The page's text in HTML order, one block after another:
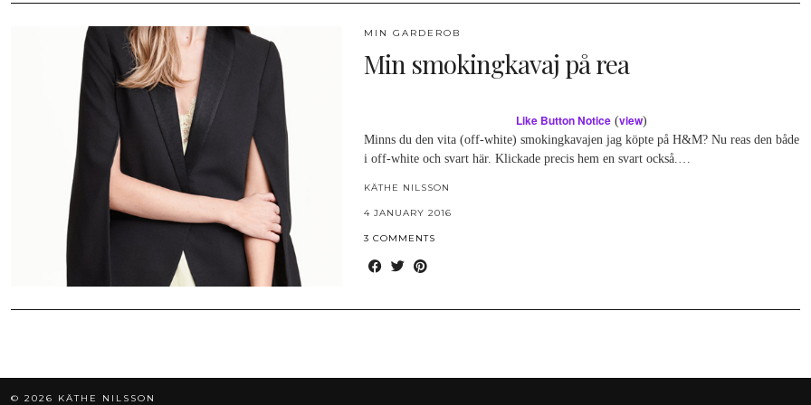
MIN GARDEROB
Min smokingkavaj på rea
Like Button Notice (view)
Minns du den vita (off-white) smokingkavajen jag köpte på H&M? Nu reas den både
i off-white och svart här. Klickade precis hem en svart också.…
KÄTHE NILSSON
4 JANUARY 2016
3 COMMENTS
© 2026 KÄTHE NILSSON